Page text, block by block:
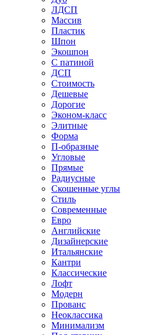
ЛДСП
Массив
Пластик
Шпон
Экошпон
С патиной
ДСП
Стоимость
Дешевые
Дорогие
Эконом-класс
Элитные
Форма
П-образные
Угловые
Прямые
Радиусные
Скошенные углы
Стиль
Современные
Евро
Английские
Дизайнерские
Итальянские
Кантри
Классические
Лофт
Модерн
Прованс
Неоклассика
Минимализм